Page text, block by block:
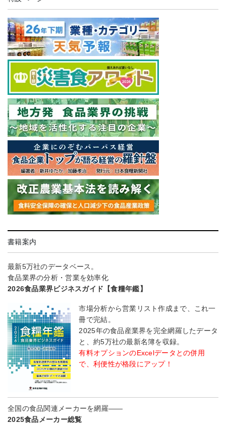
書籍案内
最新5万社のデータベース。
食品業界の分析・営業を効率化
2026食品業界ビジネスガイド【食糧年鑑】
市場分析から営業リスト作成まで、これ一
冊で完結。
2025年の食品産業界を完全網羅したデータ
と、約5万社の最新名簿を収録。
有料オプションのExcelデータとの併用
で、利便性が格段にアップ！
全国の食品関連メーカーを網羅――
2025食品メーカー総覧